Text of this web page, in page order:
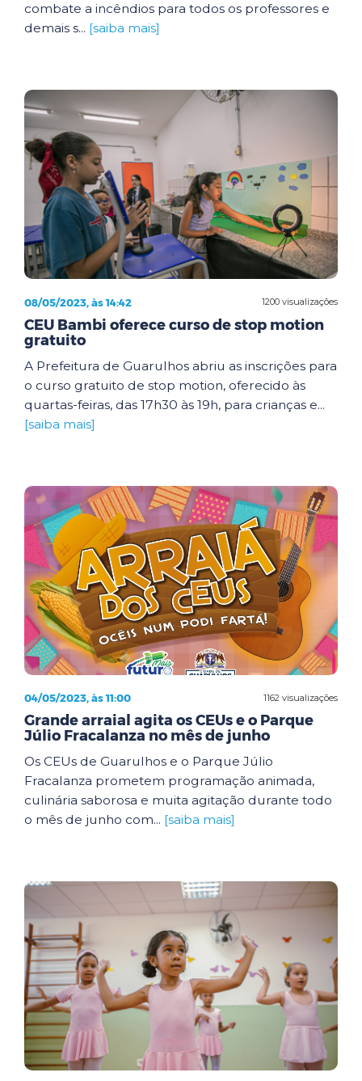
combate a incêndios para todos os professores e
demais s... [saiba mais]
1200 visualizações
08/05/2023, às 14:42
CEU Bambi oferece curso de stop motion
gratuito
A Prefeitura de Guarulhos abriu as inscrições para
o curso gratuito de stop motion, oferecido às
quartas-feiras, das 17h30 às 19h, para crianças e...
[saiba mais]
1162 visualizações
04/05/2023, às 11:00
Grande arraial agita os CEUs e o Parque
Júlio Fracalanza no mês de junho
Os CEUs de Guarulhos e o Parque Júlio
Fracalanza prometem programação animada,
culinária saborosa e muita agitação durante todo
o mês de junho com... [saiba mais]